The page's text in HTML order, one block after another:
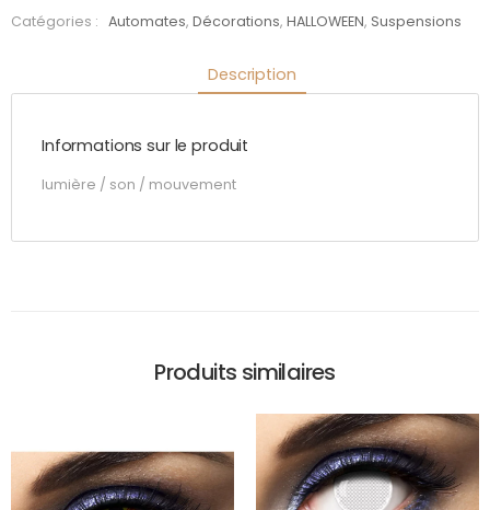
180 cm
Catégories : Automates,Décorations,HALLOWEEN, Suspensions
Description
Informations sur le produit
lumière / son / mouvement
Produits similaires